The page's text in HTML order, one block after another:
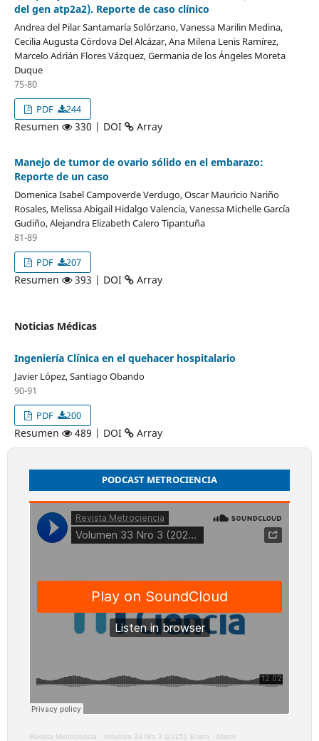
del gen atp2a2). Reporte de caso clínico
Andrea del Pilar Santamaría Solórzano, Vanessa Marilin Medina,
Cecilia Augusta Córdova Del Alcázar, Ana Milena Lenis Ramírez,
Marcelo Adrián Flores Vázquez, Germania de los Ángeles Moreta
Duque
75-80
PDF
244
Resumen 330 | DOI Array
Manejo de tumor de ovario sólido en el embarazo:
Reporte de un caso
Domenica Isabel Campoverde Verdugo, Oscar Mauricio Nariño
Rosales, Melissa Abigail Hidalgo Valencia, Vanessa Michelle García
Gudiño, Alejandra Elizabeth Calero Tipantuña
81-89
PDF
207
Resumen 393 | DOI Array
Noticias Médicas
Ingeniería Clínica en el quehacer hospitalario
Javier López, Santiago Obando
90-91
PDF
200
Resumen 489 | DOI Array
PODCAST METROCIENCIA
Revista Metrociencia · Volumen 33 Nro 3 (2025), Enero - Marzo